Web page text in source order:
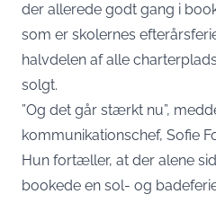
der allerede godt gang i
som er skolernes
halvdelen af alle
solgt.
”Og det går stærkt nu”,
kommunikationschef, Sofie
Hun fortæller, at der alene
bookede en sol- og